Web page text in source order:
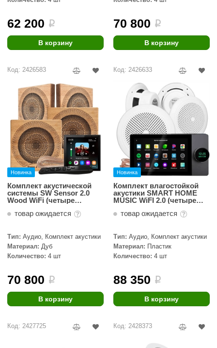
62 200 i
В корзину
70 800 i
В корзину
Код: 2426583
Новинка
Комплект акустической
системы SW Sensor 2.0
Wood WiFi (четыре
товар ожидается
Тип: Аудио, Комплект акустики
Материал: Дуб
Количество: 4 шт
70 800 i
В корзину
Код: 2426633
Новинка
Комплект влагостойкой
акустики SMART HOME
MUSIC WiFI 2.0 (четыре
товар ожидается
Тип: Аудио, Комплект акустики
Материал: Пластик
Количество: 4 шт
88 350 i
В корзину
Код: 2427725 Код: 2428373